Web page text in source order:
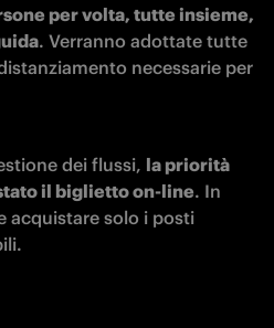
per volta, tutte insieme,
. Verranno adottate tutte
necessarie per
dei flussi, la priorità
il biglietto on-line. In
acquistare solo i posti